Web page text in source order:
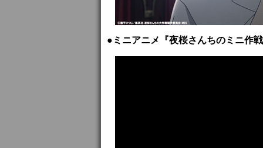
●ミニアニメ『夜桜さんちのミニ作